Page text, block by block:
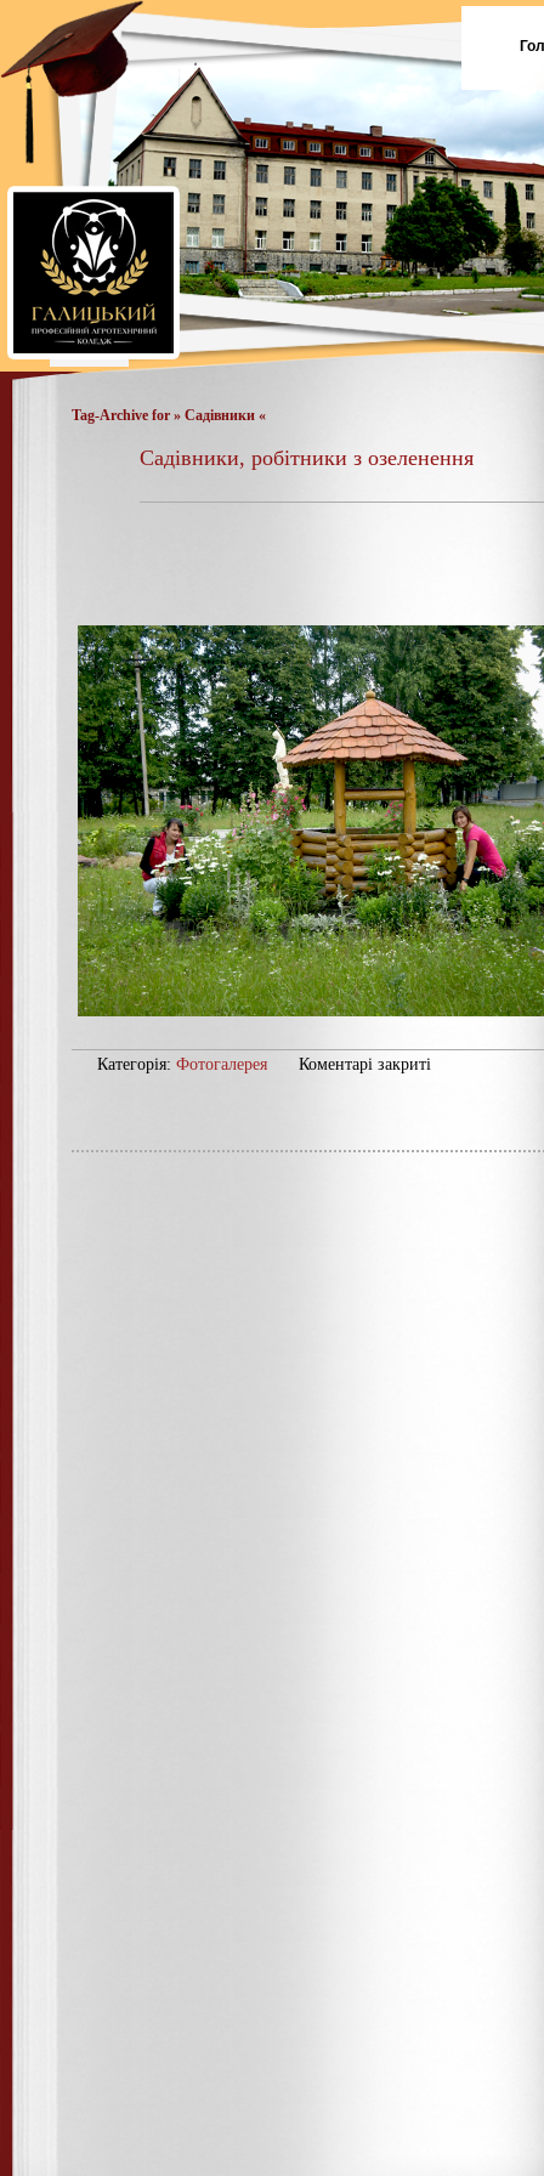
Tag-Archive for » Садівники «
Садівники, робітники з озеленення
Категорія: Фотогалерея Коментарі закриті